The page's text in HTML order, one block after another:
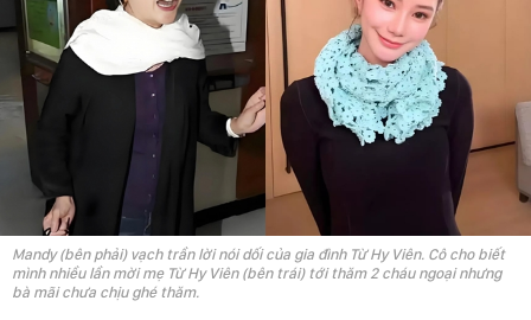
Mandy (bên phải) vạch trần lời nói dối của gia đình Từ Hy Viên. Cô cho biết
mình nhiều lần mời mẹ Từ Hy Viên (bên trái) tới thăm 2 cháu ngoại nhưng
bà mãi chưa chịu ghé thăm.